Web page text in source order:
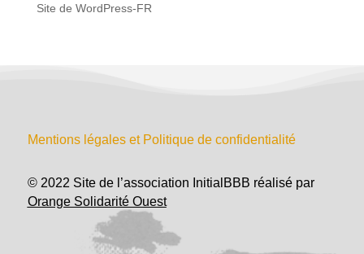
Site de WordPress-FR
Mentions légales et Politique de confidentialité
© 2022 Site de l’association InitialBBB réalisé par
Orange Solidarité Ouest